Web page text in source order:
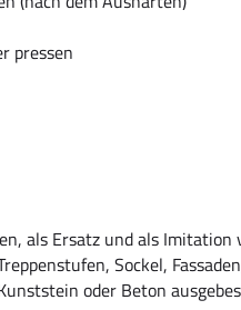
pressen
als Ersatz und als
Sockel,
oder Beton